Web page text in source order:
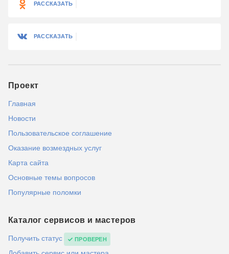
РАССКАЗАТЬ
РАССКАЗАТЬ
Проект
Главная
Новости
Пользовательское соглашение
Оказание возмездных услуг
Карта сайта
Основные темы вопросов
Популярные поломки
Каталог сервисов и мастеров
Получить статус ПРОВЕРЕН